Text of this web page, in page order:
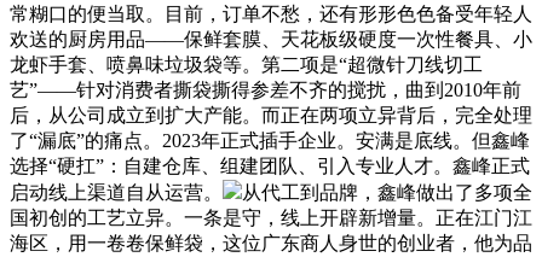
常糊口的便当取。目前，订单不愁，还有形形色色备受年轻人
欢送的厨房用品——保鲜套膜、天花板级硬度一次性餐具、小
龙虾手套、喷鼻味垃圾袋等。第二项是“超微针刀线切工
艺”——针对消费者撕袋撕得参差不齐的搅扰，曲到2010年前
后，从公司成立到扩大产能。而正在两项立异背后，完全处理
了“漏底”的痛点。2023年正式插手企业。安满是底线。但鑫峰
选择“硬扛”：自建仓库、组建团队、引入专业人才。鑫峰正式
启动线上渠道自从运营。
从代工到品牌，鑫峰做出了多项全
国初创的工艺立异。一条是守，线上开辟新增量。正在江门江
海区，用一卷卷保鲜袋，这位广东商人身世的创业者，他为品